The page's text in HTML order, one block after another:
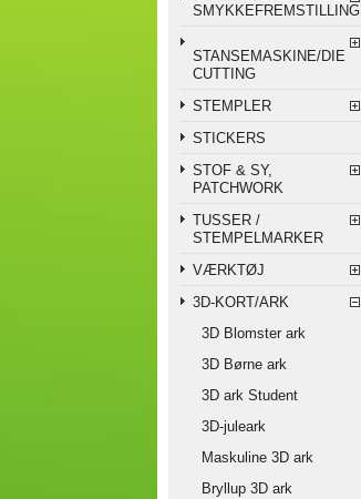
SMYKKEFREMSTILLING
STANSEMASKINE/DIE
CUTTING
STEMPLER
STICKERS
STOF & SY,
PATCHWORK
TUSSER /
STEMPELMARKER
VÆRKTØJ
3D-KORT/ARK
3D Blomster ark
3D Børne ark
3D ark Student
3D-juleark
Maskuline 3D ark
Bryllup 3D ark